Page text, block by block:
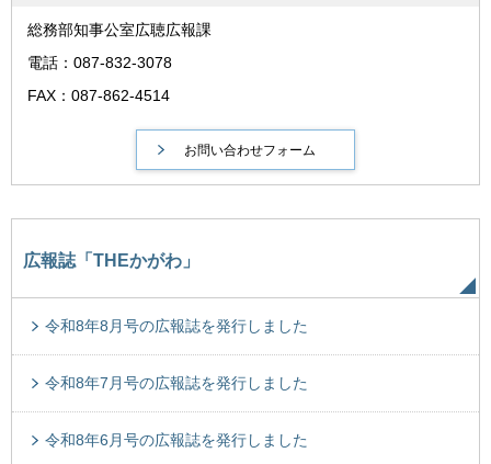
総務部知事公室広聴広報課
電話：087-832-3078
FAX：087-862-4514
広報誌「THEかがわ」
令和8年8月号の広報誌を発行しました
令和8年7月号の広報誌を発行しました
令和8年6月号の広報誌を発行しました